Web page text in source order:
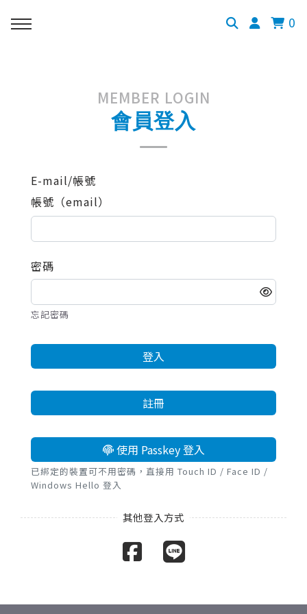
0
MEMBER LOGIN
會員登入
E-mail/帳號
帳號（email）
密碼
忘記密碼
登入
註冊
使用 Passkey 登入
已綁定的裝置可不用密碼，直接用 Touch ID / Face ID /
Windows Hello 登入